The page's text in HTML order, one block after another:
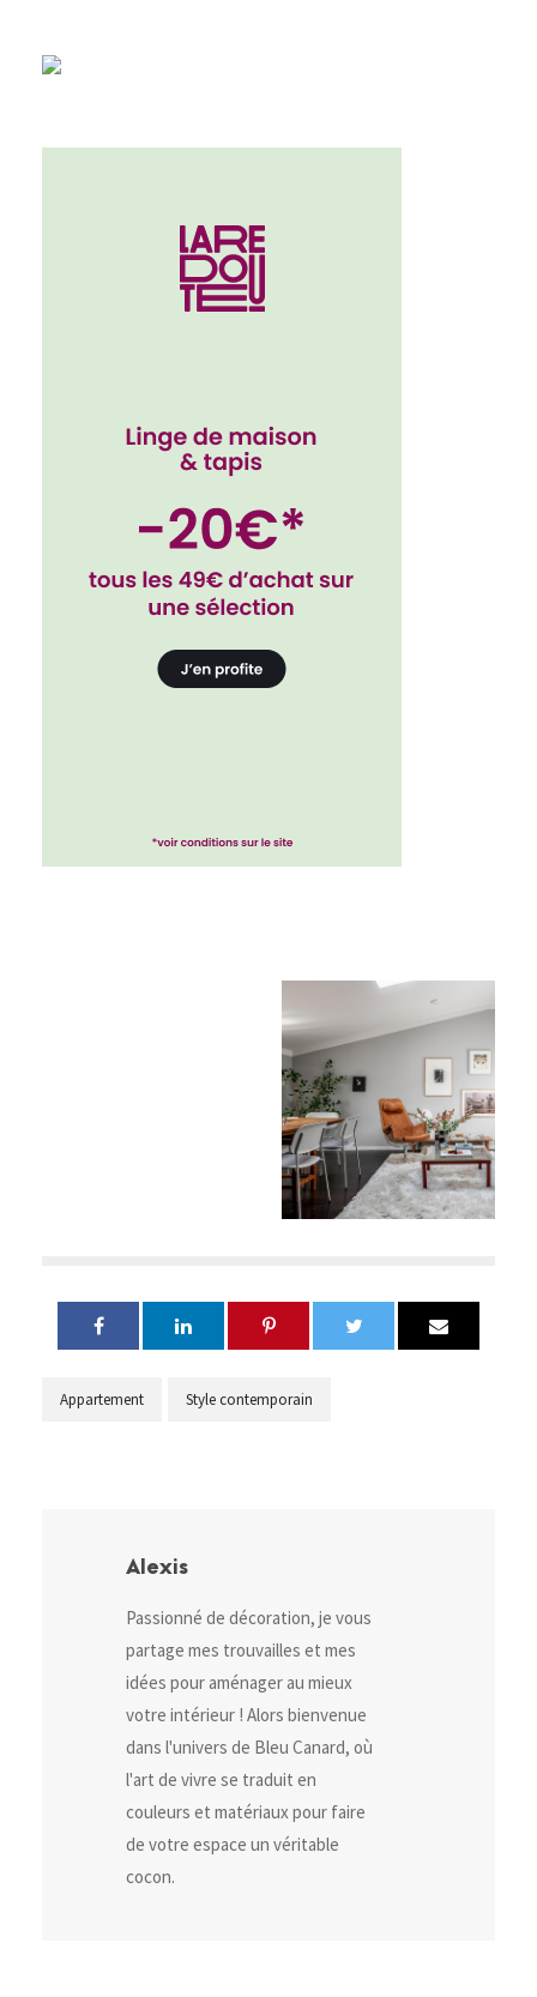
Appartement Style contemporain
Alexis
Passionné de décoration, je vous
partage mes trouvailles et mes
idées pour aménager au mieux
votre intérieur ! Alors bienvenue
dans l'univers de Bleu Canard, où
l'art de vivre se traduit en
couleurs et matériaux pour faire
de votre espace un véritable
cocon.